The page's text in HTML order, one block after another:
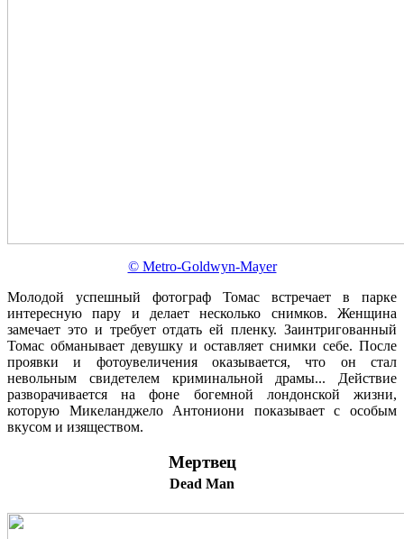
© Metro-Goldwyn-Mayer
Молодой успешный фотограф Томас встречает в парке
интересную пару и делает несколько снимков. Женщина
замечает это и требует отдать ей пленку. Заинтригованный
Томас обманывает девушку и оставляет снимки себе. После
проявки и фотоувеличения оказывается, что он стал
невольным свидетелем криминальной драмы... Действие
разворачивается на фоне богемной лондонской жизни,
которую Микеланджело Антониони показывает с особым
вкусом и изяществом.
Мертвец
Dead Man